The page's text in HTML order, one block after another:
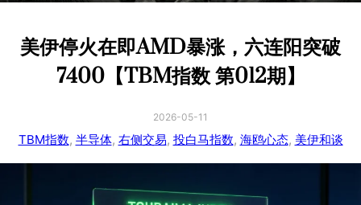
美伊停火在即AMD暴涨，六连阳突破
7400【TBM指数 第012期】
2026-05-11
TBM指数, 半导体, 右侧交易, 投白马指数, 海鸥心态, 美伊和谈